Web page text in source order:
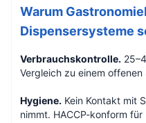
Warum
Dispensersysteme
Verbrauchskontrolle.
Vergleich zu einem offenen
Hygiene. Kein Kontakt mit
nimmt. HACCP-konform